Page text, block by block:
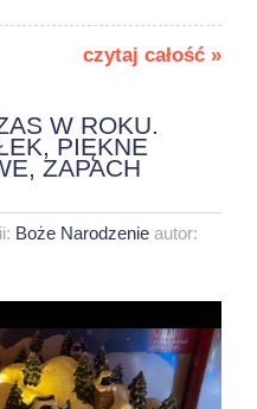
czytaj całość »
W ROKU.
PIĘKNE
ZAPACH
Boże Narodzenie autor: